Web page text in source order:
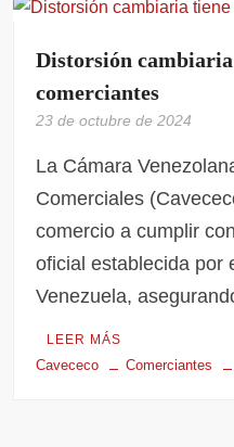
Distorsión
comerciantes
23 de octubre de 2024
La Cámara
Comerciales
comercio a cumplir
oficial establecida por
Venezuela,
LEER MÁS
Cavececo Comerciantes